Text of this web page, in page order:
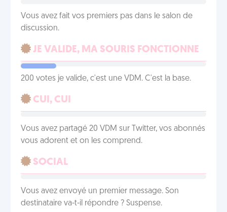
Vous avez fait vos premiers pas dans le salon de
discussion.
JE VALIDE, MA SOURIS FONCTIONNE
200 votes je valide, c'est une VDM. C'est la base.
CUI, CUI
Vous avez partagé 20 VDM sur Twitter, vos abonnés
vous adorent et on les comprend.
SOCIAL
Vous avez envoyé un premier message. Son
destinataire va-t-il répondre ? Suspense.